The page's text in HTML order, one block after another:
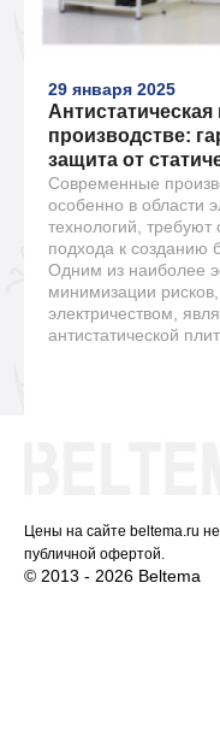
29 января 2025
Антистатическая
производстве:
защита от
Современные
особенно в области
технологий,
подхода к созданию
Одним из наиболее
минимизации
электричеством,
антистатической
Цены на сайте beltema.ru
публичной офертой.
© 2013 - 2026 Beltema